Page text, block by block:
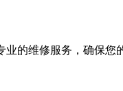
的维修服务，确保您